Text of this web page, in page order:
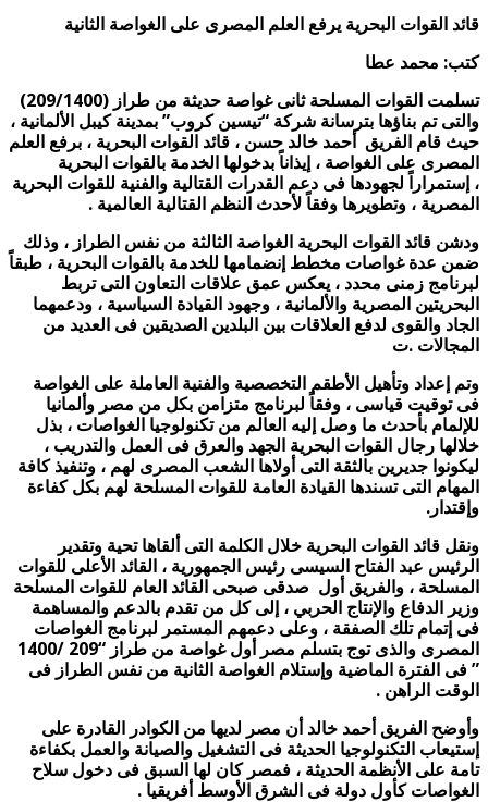
قائد القوات البحرية يرفع العلم المصرى على الغواصة الثانية
كتب: محمد عطا
تسلمت القوات المسلحة ثانى غواصة حديثة من طراز (209/1400)
والتى تم بناؤها بترسانة شركة “تيسين كروب” بمدينة كيبل الألمانية ،
حيث قام الفريق أحمد خالد حسن ، قائد القوات البحرية ، برفع العلم
المصرى على الغواصة ، إيذاناً بدخولها الخدمة بالقوات البحرية
، إستمراراً لجهودها فى دعم القدرات القتالية والفنية للقوات البحرية
المصرية ، وتطويرها وفقاً لأحدث النظم القتالية العالمية .
ودشن قائد القوات البحرية الغواصة الثالثة من نفس الطراز ، وذلك
ضمن عدة غواصات مخطط إنضمامها للخدمة بالقوات البحرية ، طبقاً
لبرنامج زمنى محدد ، يعكس عمق علاقات التعاون التى تربط
البحريتين المصرية والألمانية ، وجهود القيادة السياسية ، ودعمهما
الجاد والقوى لدفع العلاقات بين البلدين الصديقين فى العديد من
المجالات .ت
وتم إعداد وتأهيل الأطقم التخصصية والفنية العاملة على الغواصة
فى توقيت قياسى ، وفقاً لبرنامج متزامن بكل من مصر وألمانيا
للإلمام بأحدث ما وصل إليه العالم من تكنولوجيا الغواصات ، بذل
خلالها رجال القوات البحرية الجهد والعرق فى العمل والتدريب ،
ليكونوا جديرين بالثقة التى أولاها الشعب المصرى لهم ، وتنفيذ كافة
المهام التى تسندها القيادة العامة للقوات المسلحة لهم بكل كفاءة
وإقتدار.
ونقل قائد القوات البحرية خلال الكلمة التى ألقاها تحية وتقدير
الرئيس عبد الفتاح السيسى رئيس الجمهورية ، القائد الأعلى للقوات
المسلحة ، والفريق أول صدقى صبحى القائد العام للقوات المسلحة
وزير الدفاع والإنتاج الحربي ، إلى كل من تقدم بالدعم والمساهمة
فى إتمام تلك الصفقة ، وعلى دعمهم المستمر لبرنامج الغواصات
المصرى والذى توج بتسلم مصر أول غواصة من طراز “209 /1400
” فى الفترة الماضية وإستلام الغواصة الثانية من نفس الطراز فى
الوقت الراهن .
وأوضح الفريق أحمد خالد أن مصر لديها من الكوادر القادرة على
إستيعاب التكنولوجيا الحديثة فى التشغيل والصيانة والعمل بكفاءة
تامة على الأنظمة الحديثة ، فمصر كان لها السبق فى دخول سلاح
الغواصات كأول دولة فى الشرق الأوسط أفريقيا .